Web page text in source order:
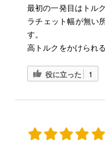
最初の一発目はトル
ラチェット幅が無い
す。
高トルクをかけられ
役に立った 1